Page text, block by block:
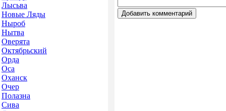
Лысьва
Новые Ляды
Ныроб
Нытва
Оверята
Октябрьский
Орда
Оса
Оханск
Очер
Полазна
Сива